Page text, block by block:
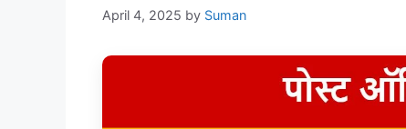
April 4, 2025 by Suman